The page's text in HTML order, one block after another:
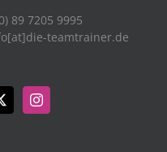
89 7205 9995
teamtrainer.de